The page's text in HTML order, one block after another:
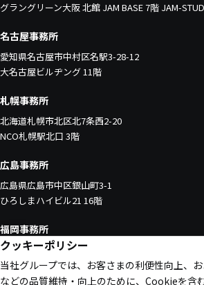
グラングリーン大阪 北館 JAM BASE 7階 JAM-
名古屋事務所
愛知県名古屋市中村区名駅3-28-12
大名古屋ビルヂング 11階
札幌事務所
北海道札幌市北区北7条西2-20
NCO札幌駅北口 3階
広島事務所
広島県広島市中区銀山町3-1
ひろしまハイビル21 16階
福岡事務所
福岡県福岡市中央区天神1-4-1
西日本新聞会館 16階
クッキーポリシー
当社グループでは、お客さまの利便性向上、
などの品質維持・向上のために、Cookieを含